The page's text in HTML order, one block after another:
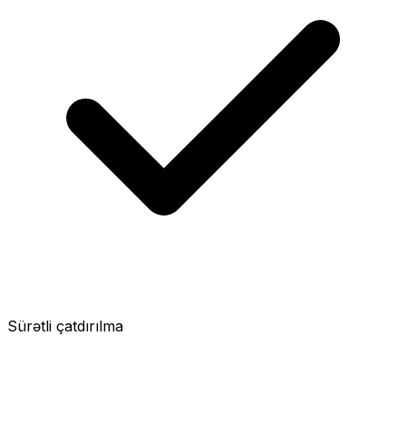
Sürətli çatdırılma